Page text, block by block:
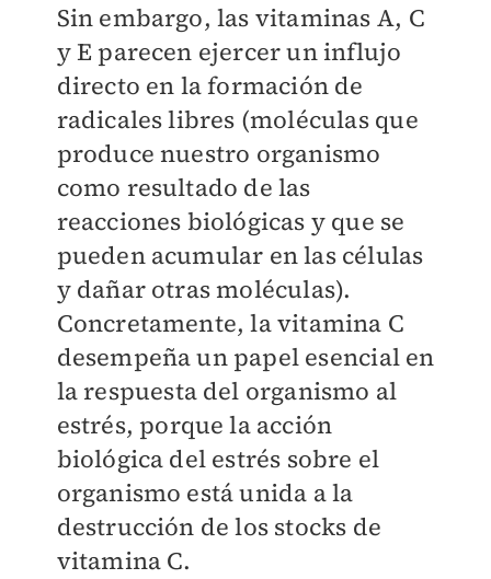
Sin embargo, las vitaminas A, C
y E parecen ejercer un influjo
directo en la formación de
radicales libres (moléculas que
produce nuestro organismo
como resultado de las
reacciones biológicas y que se
pueden acumular en las células
y dañar otras moléculas).
Concretamente, la vitamina C
desempeña un papel esencial en
la respuesta del organismo al
estrés, porque la acción
biológica del estrés sobre el
organismo está unida a la
destrucción de los stocks de
vitamina C.